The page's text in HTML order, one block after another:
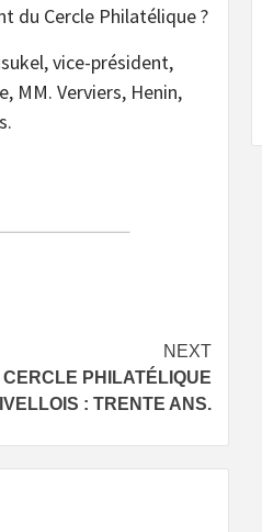
du Cercle Philatélique ?
vice-président,
MM. Verviers, Henin,
NEXT
PHILATÉLIQUE
: TRENTE ANS.